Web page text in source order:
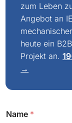
zum Leben
Angebot an
heute ein
Projekt an.
→
Name *